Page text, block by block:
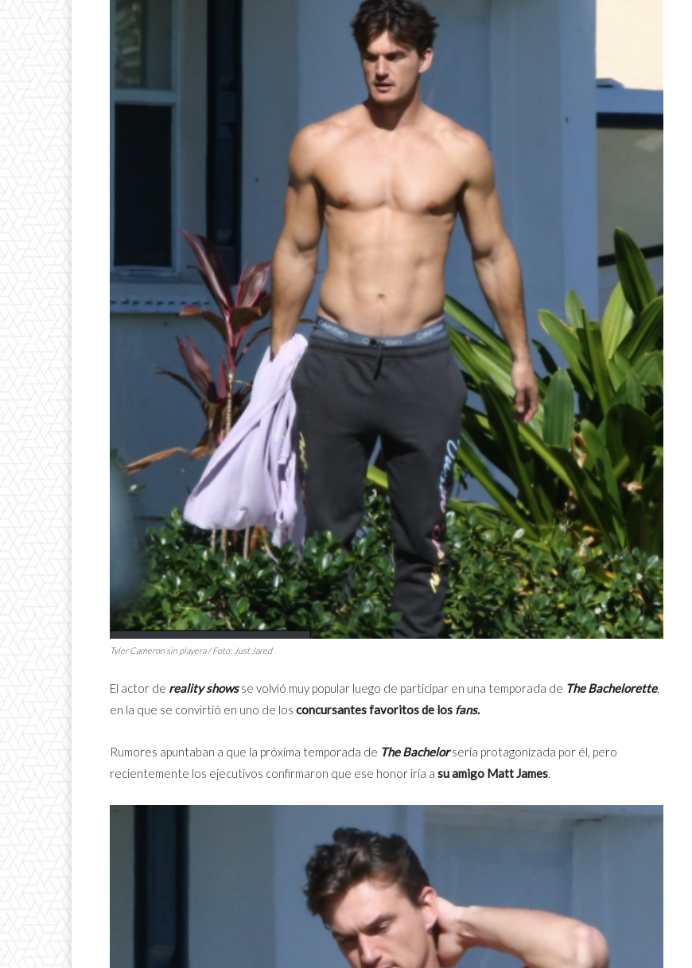
Tyler Cameron sin playera / Foto: Just Jared
El actor de reality showsse volvió muy popular luego de participar en una temporada de The Bachelorette,
en la que se convirtió en uno de los concursantes favoritos de los fans.
Rumores apuntaban a que la próxima temporada de The Bachelorsería protagonizada por él, pero
recientemente los ejecutivos confirmaron que ese honor iría a su amigo Matt James.